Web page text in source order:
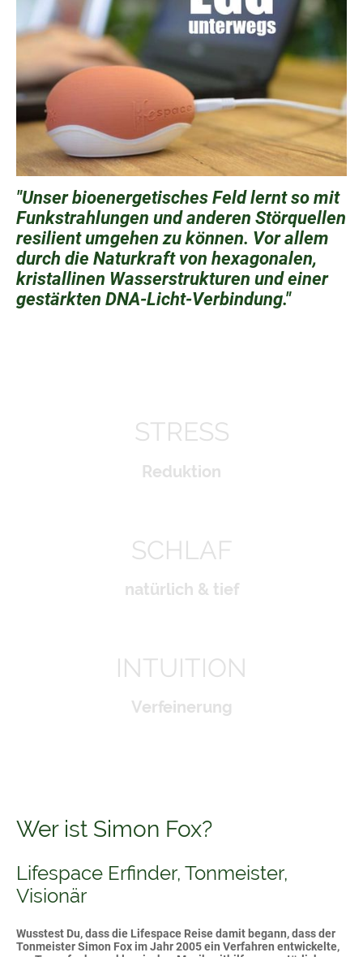
"Unser bioenergetisches Feld lernt so mit
Funkstrahlungen und anderen Störquellen
resilient umgehen zu können. Vor allem
durch die Naturkraft von hexagonalen,
kristallinen Wasserstrukturen und einer
gestärkten DNA-Licht-Verbindung."
STRESS
Reduktion
SCHLAF
natürlich & tief
INTUITION
Verfeinerung
Wer ist Simon Fox?
Lifespace Erfinder, Tonmeister,
Visionär
Wusstest Du, dass die Lifespace Reise damit begann, dass der
Tonmeister Simon Fox im Jahr 2005 ein Verfahren entwickelte,